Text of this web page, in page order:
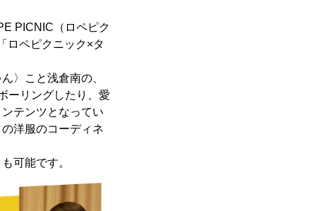
PICNIC（ロペピク
ロペピクニック×タ
〉こと浅倉南の、
ーリングしたり、愛
テンツとなってい
洋服のコーディネ
可能です。